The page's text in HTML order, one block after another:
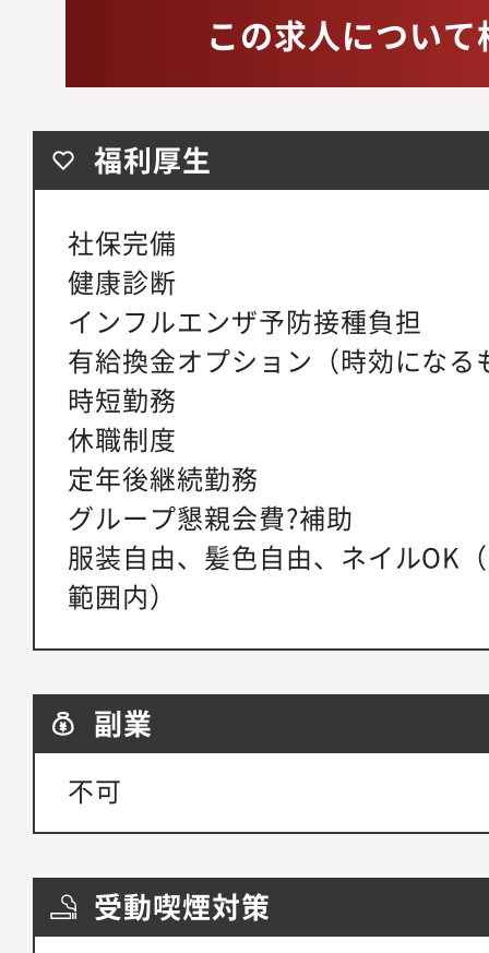
この求人につい
福利厚生
社保完備
健康診断
インフルエンザ予防接種負担
有給換金オプション（時効になる
時短勤務
休職制度
定年後継続勤務
グループ懇親会費?補助
服装自由、髪色自由、ネイルOK
範囲内）
副業
不可
受動喫煙対策